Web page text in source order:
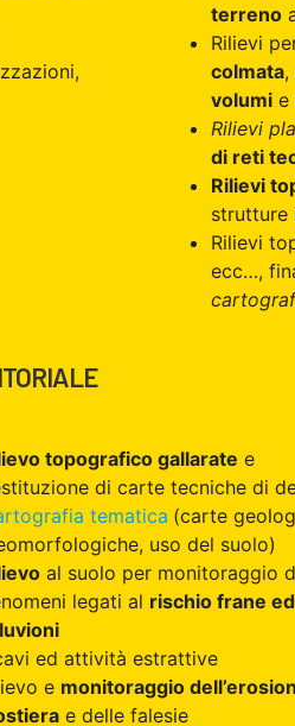
terreno
Rilievi
colmata,
volumi e
Rilievi
di reti
Rilievi
strutture
Rilievi
ecc…,
topografico gallarate e
di carte tecniche di
tematica (carte
uso del suolo)
al suolo per monitoraggio
legati al rischio frane ed
ed attività estrattive
e monitoraggio
e delle falesie